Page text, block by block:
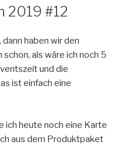
2019 #12
haben wir den
als wäre ich noch 5
und die
ist einfach eine
ich heute noch eine Karte
aus dem Produktpaket